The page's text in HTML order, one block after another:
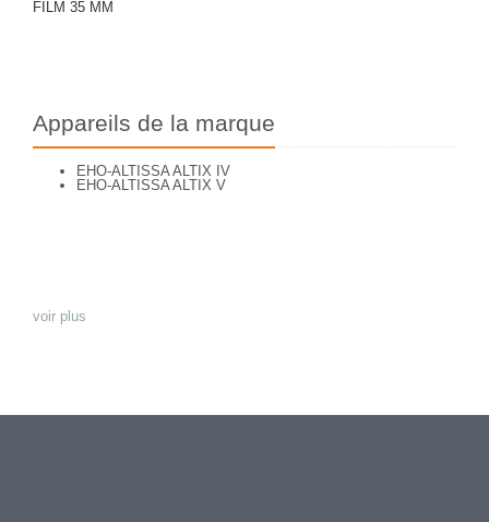
FILM 35 MM
Appareils de la marque
EHO-ALTISSA ALTIX IV
EHO-ALTISSA ALTIX V
voir plus